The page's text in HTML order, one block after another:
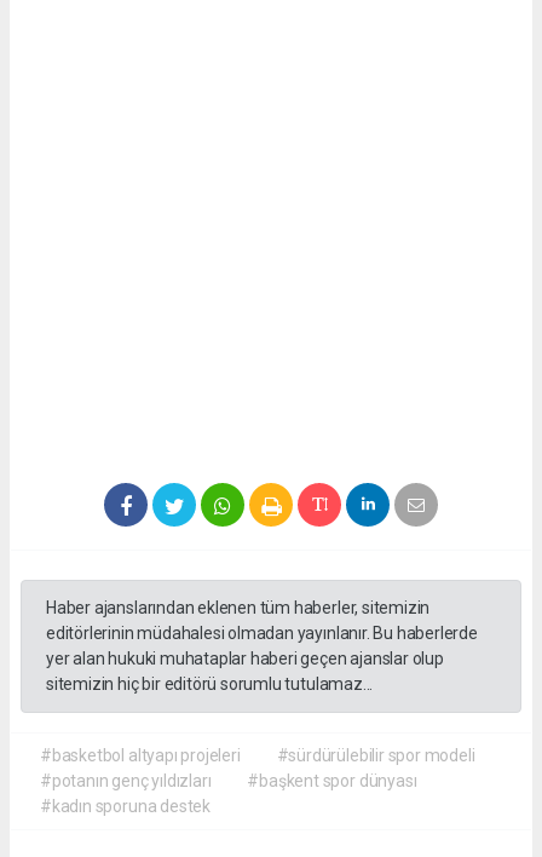
Haber ajanslarından eklenen tüm haberler, sitemizin
editörlerinin müdahalesi olmadan yayınlanır. Bu haberlerde
yer alan hukuki muhataplar haberi geçen ajanslar olup
sitemizin hiç bir editörü sorumlu tutulamaz...
#basketbol altyapı projeleri
#sürdürülebilir spor modeli
#potanın genç yıldızları
#başkent spor dünyası
#kadın sporuna destek